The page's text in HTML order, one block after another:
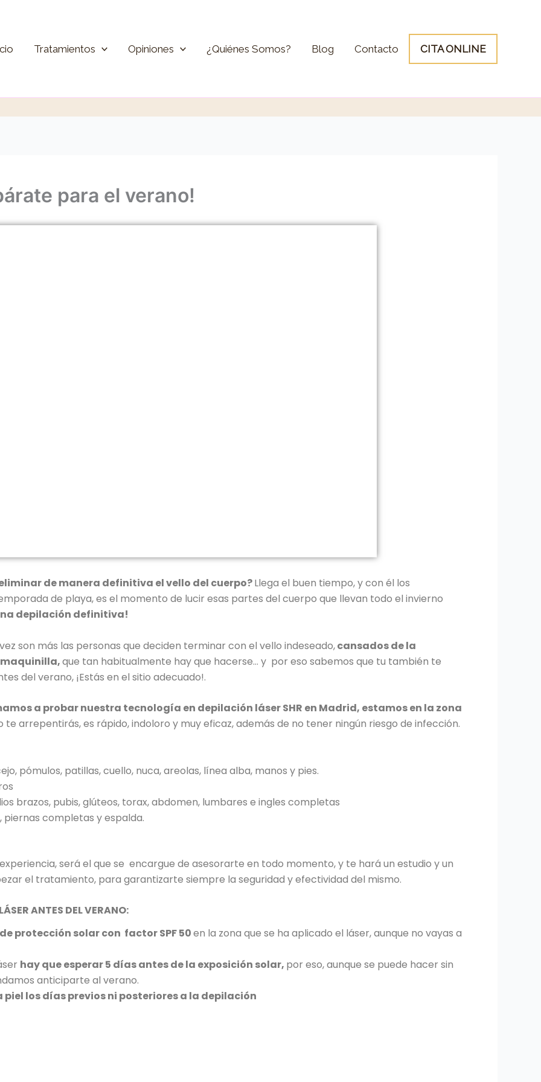
Tratamientos Opiniones ¿Quiénes Somos? Blog Contacto CITA ONLINE
para el verano!
de manera definitiva el vello del cuerpo?Llega el buen tiempo, y con él los
de playa, es el momento de lucir esas partes del cuerpo que llevan todo el invierno
depilación definitiva!
son más las personas que deciden terminar con el vello indeseado,cansados de la
que tan habitualmente hay que hacerse… y por eso sabemos que tu también te
del verano, ¡Estás en el sitio adecuado!.
a probar nuestra tecnología en depilación láser SHR en Madrid, estamos en la zona
te arrepentirás, es rápido, indoloro y muy eficaz, además de no tener ningún riesgo de infección.
pómulos, patillas, cuello, nuca, areolas, línea alba, manos y pies.
brazos, pubis, glúteos, torax, abdomen, lumbares e ingles completas
completas y espalda.
será el que se encargue de asesorarte en todo momento, y te hará un estudio y un
el tratamiento, para garantizarte siempre la seguridad y efectividad del mismo.
ANTES DEL VERANO:
protección solar con factor SPF 50en la zona que se ha aplicado el láser, aunque no vayas a
hay que esperar 5 días antes de la exposición solar, por eso, aunque se puede hacer sin
anticiparte al verano.
los días previos ni posteriores a la depilación